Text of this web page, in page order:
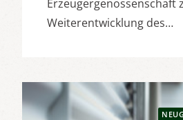
Erzeugergenossenschaft
Weiterentwicklung des…